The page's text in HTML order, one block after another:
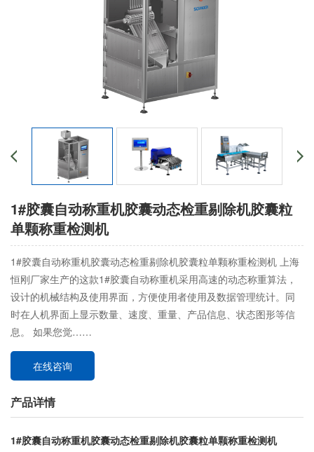
1#胶囊自动称重机胶囊动态检重剔除机胶囊粒
单颗称重检测机
1#胶囊自动称重机胶囊动态检重剔除机胶囊粒单颗称重检测机 上海
恒刚厂家生产的这款1#胶囊自动称重机采用高速的动态称重算法，
设计的机械结构及使用界面，方便使用者使用及数据管理统计。同
时在人机界面上显示数量、速度、重量、产品信息、状态图形等信
息。 如果您觉……
在线咨询
产品详情
1#胶囊自动称重机胶囊动态检重剔除机胶囊粒单颗称重检测机